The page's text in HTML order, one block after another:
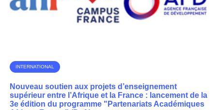
INTERNATIONAL
Nouveau soutien aux projets d’enseignement
supérieur entre l’Afrique et la France : lancement de la
3e édition du programme "Partenariats Académiques